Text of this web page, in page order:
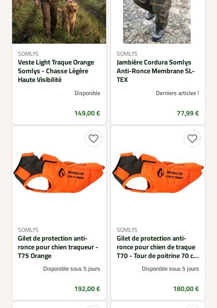
SOMLYS
Veste Light Traque Orange
Somlys - Chasse Légère
Haute Visibilité
Disponible
Prix
149,00 €
SOMLYS
Jambière Cordura Somlys
Anti-Ronce Membrane SL-
TEX
Derniers articles !
Prix
77,99 €
favorite_border
SOMLYS
Gilet de protection anti-
ronce pour chien traqueur -
T75 Orange
Disponible sous 5 jours
Prix
192,00 €
favorite_border
SOMLYS
Gilet de protection anti-
ronce pour chien de traque
T70 - Tour de poitrine 70 cm
Disponible sous 5 jours
Prix
180,00 €